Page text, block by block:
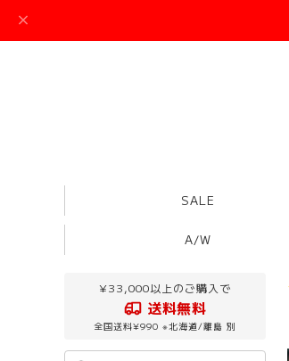
SALE
A/W
¥33,000以上のご購入で
送料無料
全国送料¥990 ※北海道/離島 別